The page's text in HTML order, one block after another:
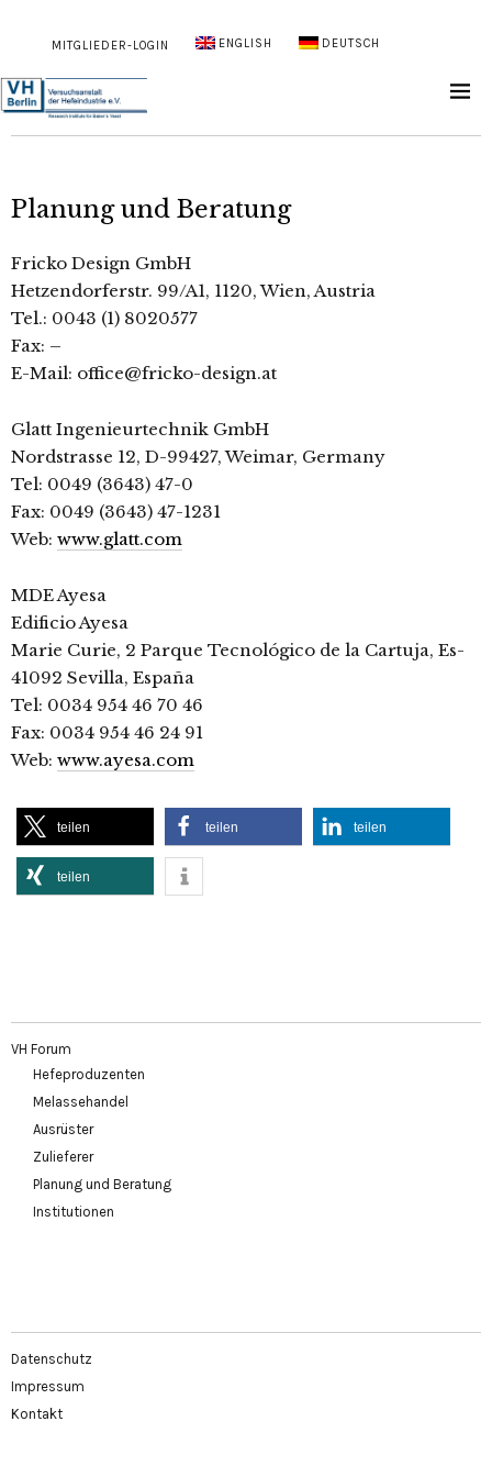
MITGLIEDER-LOGIN ENGLISH DEUTSCH
Planung und Beratung
Fricko Design GmbH
Hetzendorferstr. 99/A1, 1120, Wien, Austria
Tel.: 0043 (1) 8020577
Fax: –
E-Mail: office@fricko-design.at
Glatt Ingenieurtechnik GmbH
Nordstrasse 12, D-99427, Weimar, Germany
Tel: 0049 (3643) 47-0
Fax: 0049 (3643) 47-1231
Web: www.glatt.com
MDE Ayesa
Edificio Ayesa
Marie Curie, 2 Parque Tecnológico de la Cartuja, Es-
41092 Sevilla, España
Tel: 0034 954 46 70 46
Fax: 0034 954 46 24 91
Web: www.ayesa.com
teilen teilen teilen
teilen
VH Forum
Hefeproduzenten
Melassehandel
Ausrüster
Zulieferer
Planung und Beratung
Institutionen
Datenschutz
Impressum
Kontakt